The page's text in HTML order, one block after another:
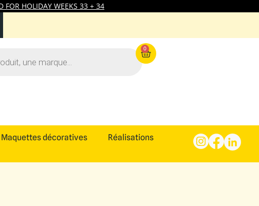
FOR HOLIDAY WEEKS 33 + 34
0
Maquettes décoratives Réalisations